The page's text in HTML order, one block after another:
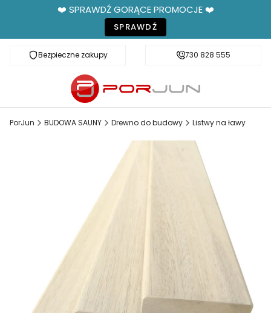
❤️ SPRAWDŹ GORĄCE PROMOCJE ❤️
SPRAWDŹ
Bezpieczne zakupy Fachowe doradztwo
730 828 555
PorJun BUDOWA SAUNY Drewno do budowy Listwy na ławy